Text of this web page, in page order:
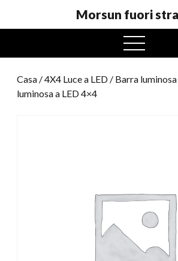
Morsun fuori
Menu
aperto
Casa /4X4 Luce a LED / Barra luminosa
luminosa a LED 4×4